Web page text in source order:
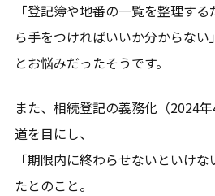
「登記簿や地番の一覧を整理す
ら手をつければいいか分からない」
とお悩みだったそうです。
また、相続登記の義務化（2024
道を目にし、
「期限内に終わらせないといけ
たとのこと。
対応地域
札幌市、石狩市、江別市、恵庭市
当別町、新篠津村、長沼町、南幌
市、月形町、美唄市、三笠市、小
域